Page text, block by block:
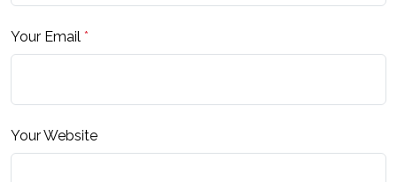
Your Email *
Your Website